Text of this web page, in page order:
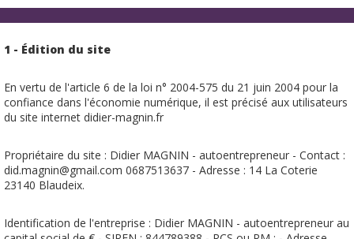
1 - Édition du site
En vertu de l'article 6 de la loi n° 2004-575 du 21 juin 2004 pour la
confiance dans l'économie numérique, il est précisé aux utilisateurs
du site internet didier-magnin.fr
Propriétaire du site : Didier MAGNIN - autoentrepreneur - Contact :
did.magnin@gmail.com 0687513637 - Adresse : 14 La Coterie
23140 Blaudeix.
Identification de l'entreprise : Didier MAGNIN - autoentrepreneur au